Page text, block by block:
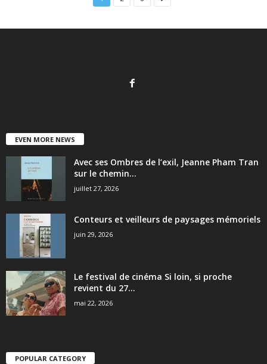
EVEN MORE NEWS
Avec ses Ombres de l’exil, Jeanne Pham Tran
sur le chemin...
juillet 27, 2026
Conteurs et veilleurs de paysages mémoriels
juin 29, 2026
Le festival de cinéma Si loin, si proche
revient du 27...
mai 22, 2026
POPULAR CATEGORY